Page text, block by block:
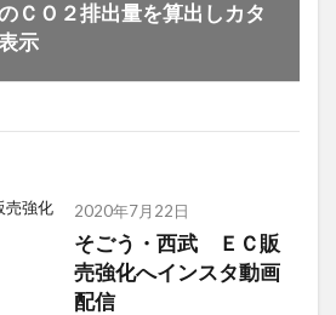
ＣＯ２排出量を算出しカタ
示
2020年7月22日
そごう・西武 ＥＣ販
売強化へインスタ動画
配信